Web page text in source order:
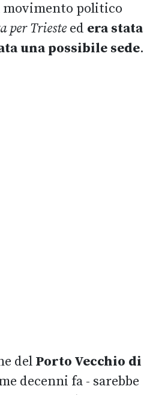
politico
per Trieste ed era stata
una possibile sede.
del Porto Vecchio di
decenni fa - sarebbe